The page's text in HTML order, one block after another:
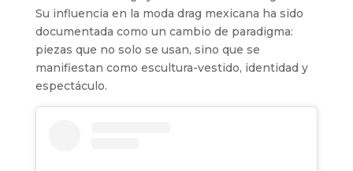
Su influencia en la moda drag mexicana ha sido
documentada como un cambio de paradigma:
piezas que no solo se usan, sino que se
manifiestan como escultura-vestido, identidad y
espectáculo.